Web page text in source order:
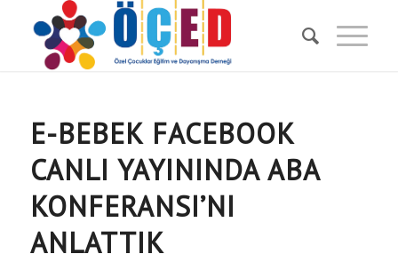
E-BEBEK FACEBOOK
CANLI YAYININDA ABA
KONFERANSI’NI
ANLATTIK